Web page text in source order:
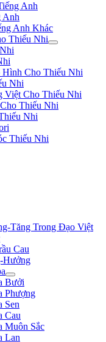
Anh
Anh
Anh Khác
Thiếu Nhi
Hình Cho Thiếu Nhi
Nhi
Việt Cho Thiếu Nhi
Thiếu Nhi
Nhi
Thiếu Nhi
Tăng Trong Đạo Việt
Cau
Hưởng
Bưởi
Phượng
Sen
Cau
Muôn Sắc
Lan